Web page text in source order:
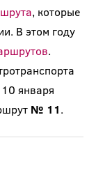
, которые
В этом году
.
10 января
№ 11.